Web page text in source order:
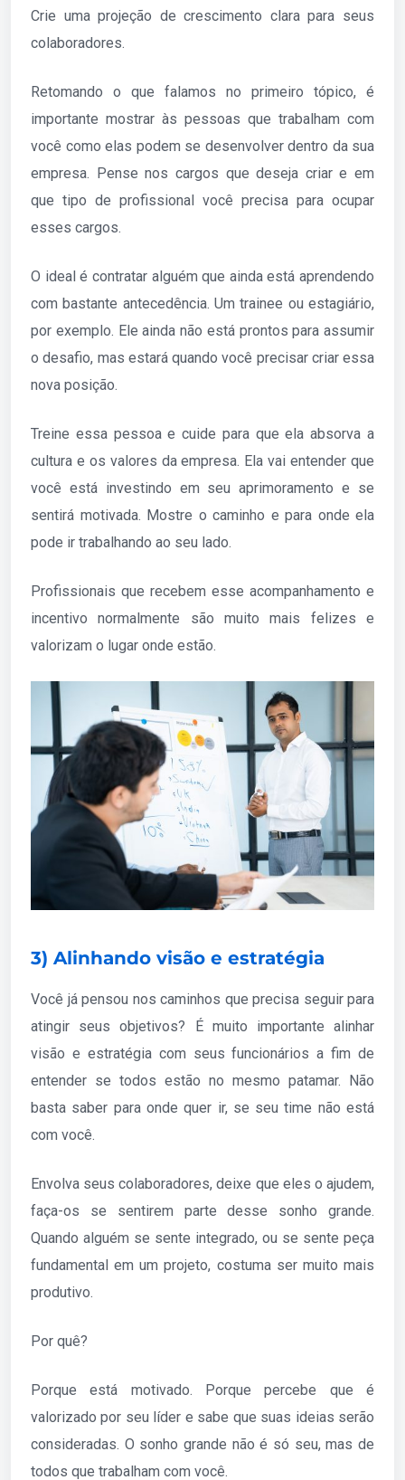
Crie uma projeção de crescimento clara para seus
colaboradores.
Retomando o que falamos no primeiro tópico, é
importante mostrar às pessoas que trabalham com
você como elas podem se desenvolver dentro da sua
empresa. Pense nos cargos que deseja criar e em
que tipo de profissional você precisa para ocupar
esses cargos.
O ideal é contratar alguém que ainda está aprendendo
com bastante antecedência. Um trainee ou estagiário,
por exemplo. Ele ainda não está prontos para assumir
o desafio, mas estará quando você precisar criar essa
nova posição.
Treine essa pessoa e cuide para que ela absorva a
cultura e os valores da empresa. Ela vai entender que
você está investindo em seu aprimoramento e se
sentirá motivada. Mostre o caminho e para onde ela
pode ir trabalhando ao seu lado.
Profissionais que recebem esse acompanhamento e
incentivo normalmente são muito mais felizes e
valorizam o lugar onde estão.
3) Alinhando visão e estratégia
Você já pensou nos caminhos que precisa seguir para
atingir seus objetivos? É muito importante alinhar
visão e estratégia com seus funcionários a fim de
entender se todos estão no mesmo patamar. Não
basta saber para onde quer ir, se seu time não está
com você.
Envolva seus colaboradores, deixe que eles o ajudem,
faça-os se sentirem parte desse sonho grande.
Quando alguém se sente integrado, ou se sente peça
fundamental em um projeto, costuma ser muito mais
produtivo.
Por quê?
Porque está motivado. Porque percebe que é
valorizado por seu líder e sabe que suas ideias serão
consideradas. O sonho grande não é só seu, mas de
todos que trabalham com você.